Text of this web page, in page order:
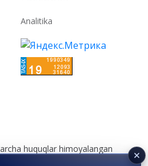
Analitika
huquqlar himoyalangan